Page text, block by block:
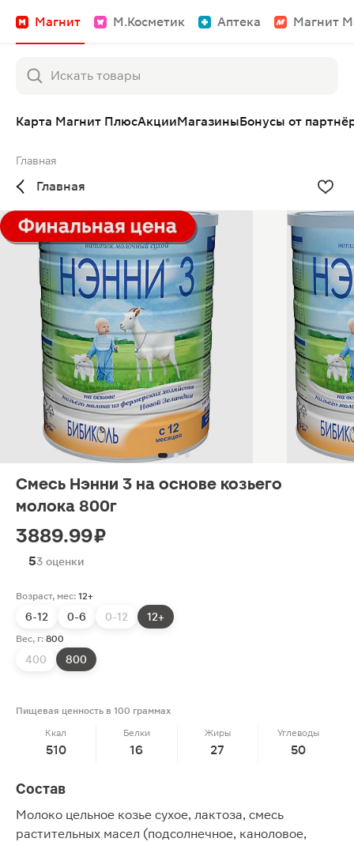
Магнит М.Косметик Аптека Магнит
Карта Магнит ПлюсАкцииМагазиныБонусы от
Главная
Главная
Смесь Нэнни 3 на основе козьего
молока 800г
3889.99 ₽
53 оценки
Возраст, мес: 12+
6-12 0-6 0-12 12+
Вес, г: 800
400 800
Пищевая ценность в 100 граммах
Ккал
510
Белки
16
Жиры
27
Углеводы
50
Состав
Молоко цельное козье сухое, лактоза, смесь
растительных масел (подсолнечное, каноловое,